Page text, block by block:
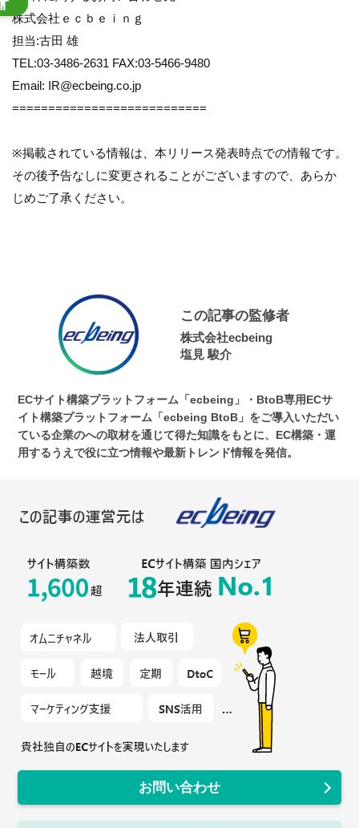
株式会社ｅｃｂｅｉｎｇ
担当:古田 雄
TEL:03-3486-2631 FAX:03-5466-9480
Email: IR@ecbeing.co.jp
===========================
※掲載されている情報は、本リリース発表時点での情報です。
その後予告なしに変更されることがございますので、あらか
じめご了承ください。
この記事の監修者
株式会社ecbeing
塩見 駿介
ECサイト構築プラットフォーム「ecbeing」・BtoB専用ECサ
イト構築プラットフォーム「ecbeing BtoB」をご導入いただい
ている企業のへの取材を通じて得た知識をもとに、EC構築・運
用するうえで役に立つ情報や最新トレンド情報を発信。
お問い合わせ